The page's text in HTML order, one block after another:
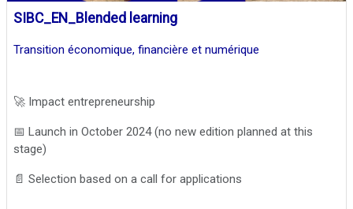
SIBC_EN_Blended learning
Transition économique, financière et numérique
🚀 Impact entrepreneurship
📅 Launch in October 2024 (no new edition planned at this
stage)
📄 Selection based on a call for applications